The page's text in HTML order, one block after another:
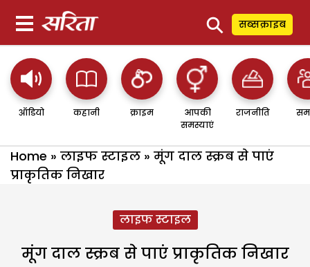
⚲ सब्सक्राइब
ऑडियो कहानी क्राइम
आपकी
समस्याएं
राजनीति
Home » लाइफ स्टाइल » मूंग दाल स्क्रब से पाएं
प्राकृतिक निखार
लाइफ स्टाइल
मूंग दाल स्क्रब से पाएं प्राकृतिक निखार